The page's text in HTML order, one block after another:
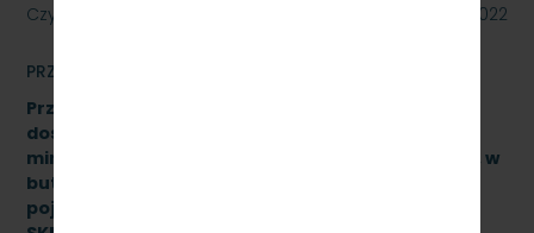
Czytaj dalej
08 sierpnia 2022
PRZETARGI
Przetarg nieograniczony na zakup i sukcesywne
dostawy naturalnej wody pitnej (źródlanej lub
mineralnej – nisko lub średnio zmineralizowanej), w
butelkach bezzwrotnych, plastikowych, o
pojemności 0,5 l., 1,5 l. – gazowanej i niega., znak: